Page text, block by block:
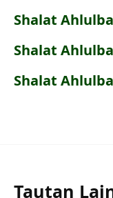
Shalat
Shalat
Shalat
Tautan